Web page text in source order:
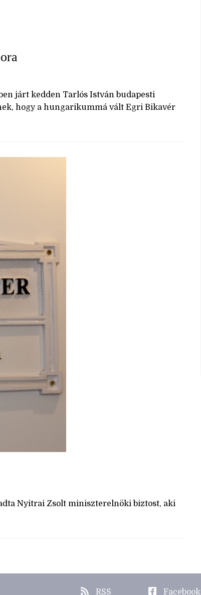
járt kedden Tarlós István budapesti
hogy a hungarikummá vált Egri Bikavér
Nyitrai Zsolt miniszterelnöki biztost, aki
RSS Facebook